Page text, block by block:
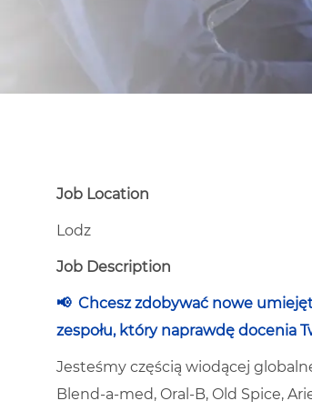
Job Location
Lodz
Job Description
📢 Chcesz zdobywać nowe
zespołu, który naprawdę docenia
Jesteśmy częścią wiodącej
Blend-a-med, Oral-B, Old Spice,